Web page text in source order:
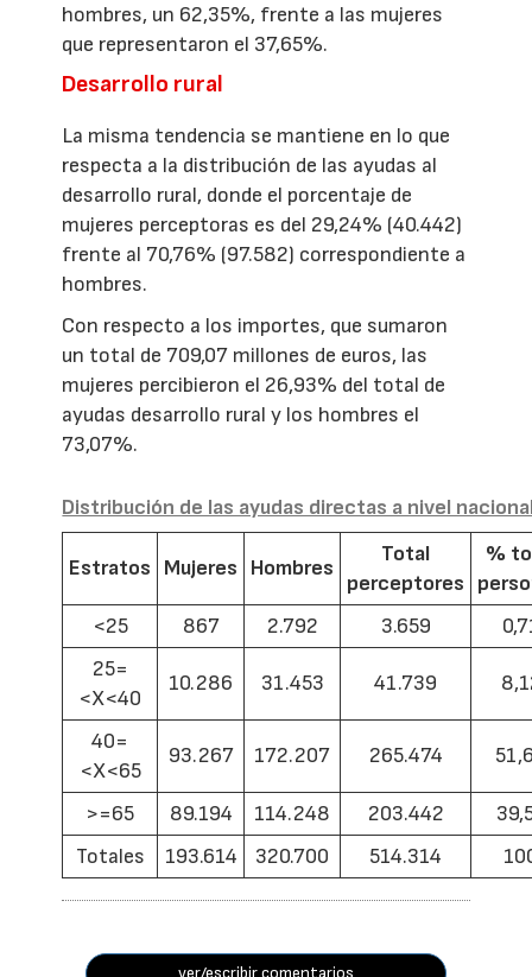
hombres, un 62,35%, frente a las mujeres
que representaron el 37,65%.
Desarrollo rural
La misma tendencia se mantiene en lo que
respecta a la distribución de las ayudas al
desarrollo rural, donde el porcentaje de
mujeres perceptoras es del 29,24% (40.442)
frente al 70,76% (97.582) correspondiente a
hombres.
Con respecto a los importes, que sumaron
un total de 709,07 millones de euros, las
mujeres percibieron el 26,93% del total de
ayudas desarrollo rural y los hombres el
73,07%.
Distribución de las ayudas directas a nivel
Estratos Mujeres Hombres
Total
perceptores
%
<25
867 2.792 3.659
25=
<X<40
10.286 31.453 41.739
40=
<X<65
93.267 172.207 265.474
>=65 89.194 114.248 203.442
Totales
193.614 320.700 514.314
ver/escribir comentarios